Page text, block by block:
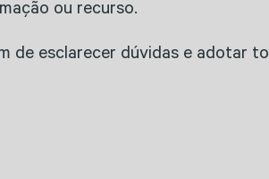
ou recurso.
de esclarecer dúvidas e adotar